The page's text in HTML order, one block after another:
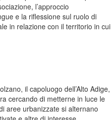
l’approccio
e la riflessione sul ruolo di
in relazione con il territorio in cui
il capoluogo dell’Alto Adige,
cercando di metterne in luce le
aree urbanizzate si alternano